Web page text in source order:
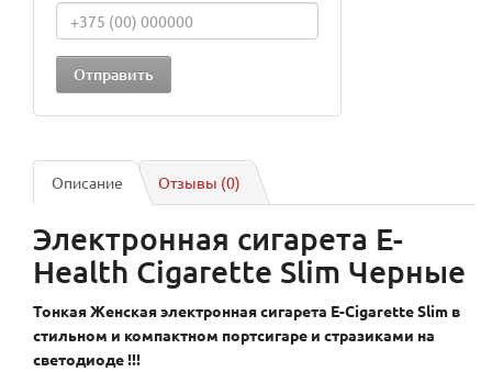
Описание Отзывы (0)
Электронная сигарета E-
Health Cigarette Slim Черные
Тонкая Женская электронная сигарета E-Cigarette Slim в
стильном и компактном портсигаре и стразиками на
светодиоде !!!